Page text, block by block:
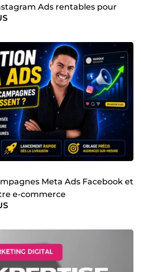
Ads rentables pour
Meta Ads Facebook et
e-commerce